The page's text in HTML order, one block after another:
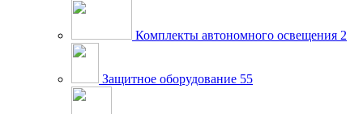
Комплекты автономного освещения 2
Защитное оборудование 55